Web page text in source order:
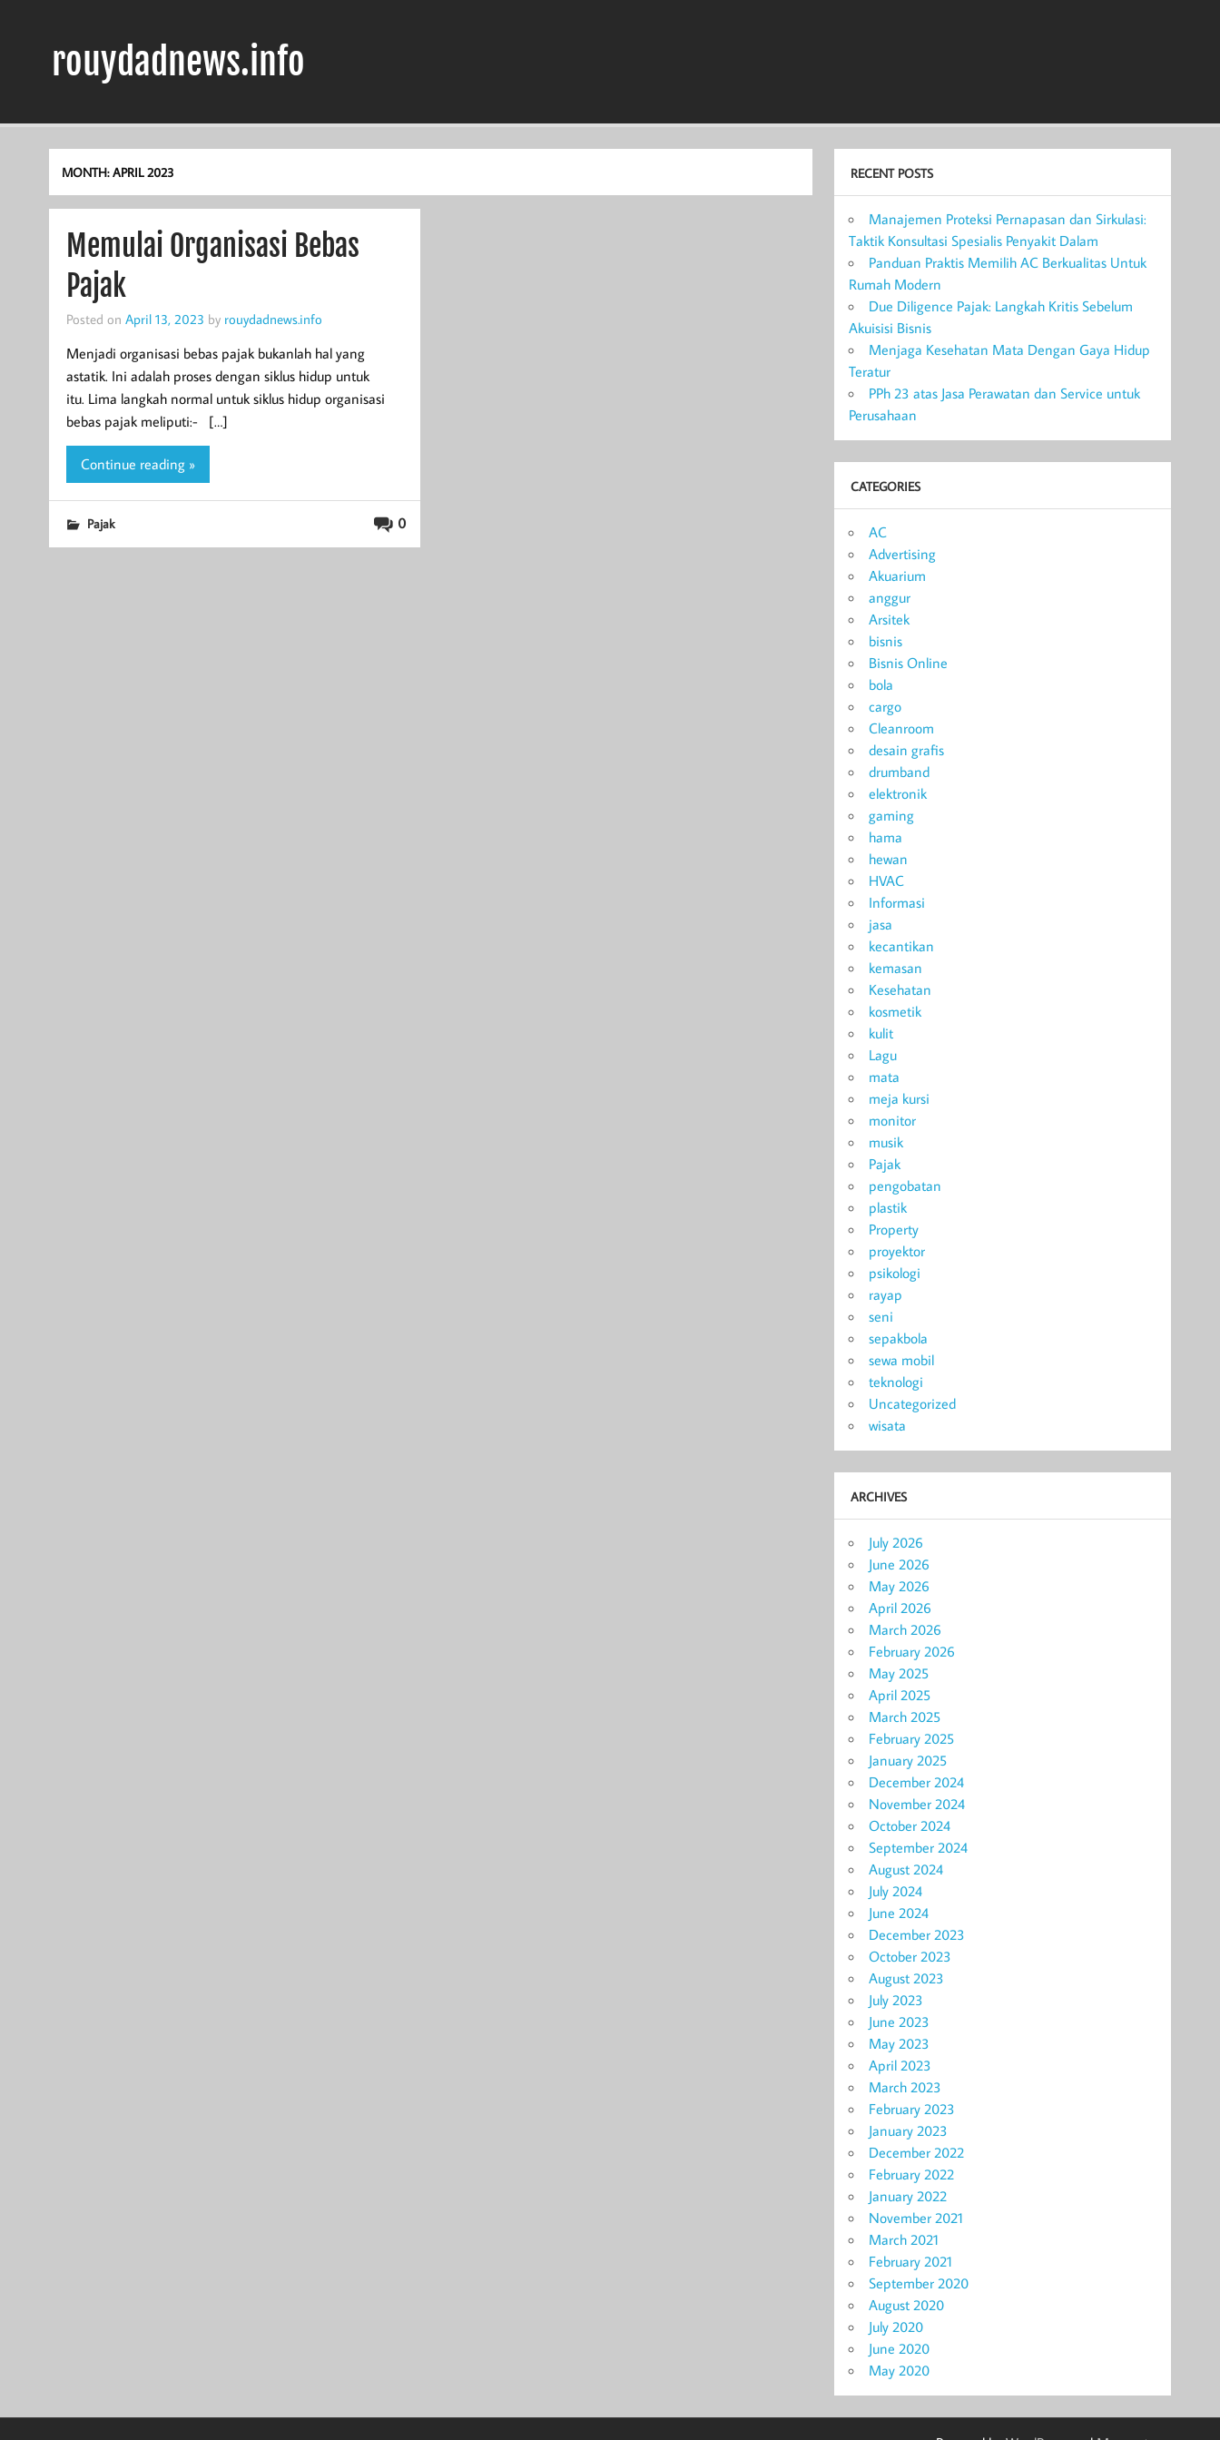
rouydadnews.info
MONTH:APRIL 2023
Memulai Organisasi Bebas
Pajak
Posted on April 13, 2023 by rouydadnews.info
Menjadi organisasi bebas pajak bukanlah hal yang
astatik. Ini adalah proses dengan siklus hidup untuk
itu. Lima langkah normal untuk siklus hidup organisasi
bebas pajak meliputi:- […]
Continue reading »
0
Pajak
RECENT POSTS
Manajemen Proteksi Pernapasan dan Sirkulasi:
Taktik Konsultasi Spesialis Penyakit Dalam
Panduan Praktis Memilih AC Berkualitas Untuk
Rumah Modern
Due Diligence Pajak: Langkah Kritis Sebelum
Akuisisi Bisnis
Menjaga Kesehatan Mata Dengan Gaya Hidup
Teratur
PPh 23 atas Jasa Perawatan dan Service untuk
Perusahaan
CATEGORIES
AC
Advertising
Akuarium
anggur
Arsitek
bisnis
Bisnis Online
bola
cargo
Cleanroom
desain grafis
drumband
elektronik
gaming
hama
hewan
HVAC
Informasi
jasa
kecantikan
kemasan
Kesehatan
kosmetik
kulit
Lagu
mata
meja kursi
monitor
musik
Pajak
pengobatan
plastik
Property
proyektor
psikologi
rayap
seni
sepakbola
sewa mobil
teknologi
Uncategorized
wisata
ARCHIVES
July 2026
June 2026
May 2026
April 2026
March 2026
February 2026
May 2025
April 2025
March 2025
February 2025
January 2025
December 2024
November 2024
October 2024
September 2024
August 2024
July 2024
June 2024
December 2023
October 2023
August 2023
July 2023
June 2023
May 2023
April 2023
March 2023
February 2023
January 2023
December 2022
February 2022
January 2022
November 2021
March 2021
February 2021
September 2020
August 2020
July 2020
June 2020
May 2020